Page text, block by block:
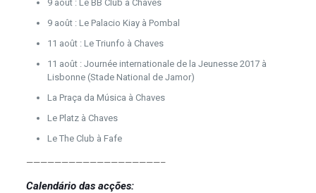
9 août : Le BB Club à Chaves
9 août : Le Palacio Kiay à Pombal
11 août : Le Triunfo à Chaves
11 août : Journée internationale de la Jeunesse 2017 à
Lisbonne (Stade National de Jamor)
La Praça da Música à Chaves
Le Platz à Chaves
Le The Club à Fafe
———————————————————–
Calendário das acções: